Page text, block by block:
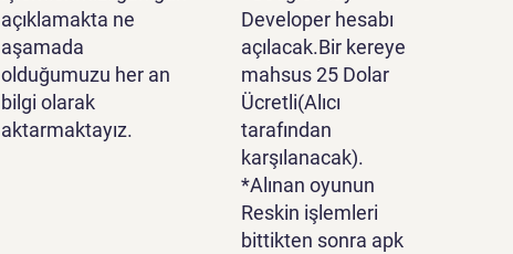
açıklamakta ne
aşamada
olduğumuzu her an
bilgi olarak
aktarmaktayız.
Developer hesabı
açılacak.Bir kereye
mahsus 25 Dolar
Ücretli(Alıcı
tarafından
karşılanacak).
*Alınan oyunun
Reskin işlemleri
bittikten sonra apk